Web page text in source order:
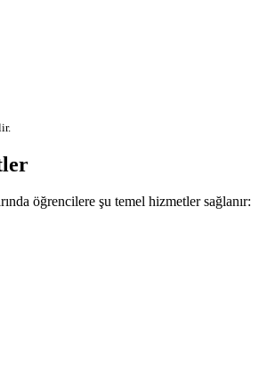
öğrencilere şu temel hizmetler sağlanır: